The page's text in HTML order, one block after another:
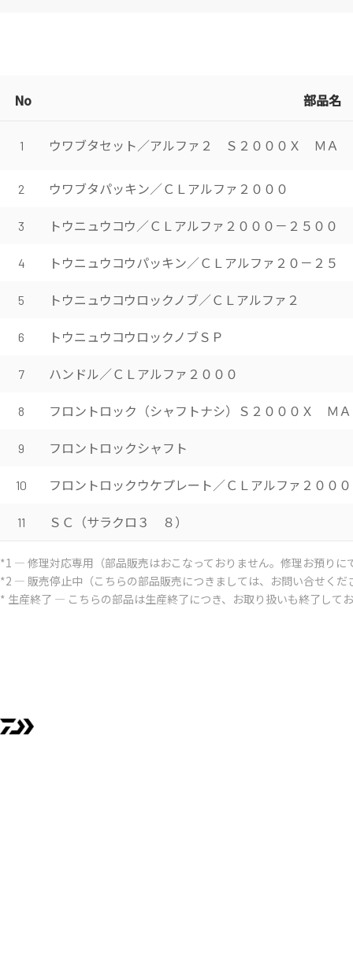
No 部品名
1 ウワブタセット／アルファ２ Ｓ２０００Ｘ ＭＡ
2 ウワブタパッキン／ＣＬアルファ２０００
3 トウニュウコウ／ＣＬアルファ２０００－２５００
4 トウニュウコウパッキン／ＣＬアルファ２０－２５
5 トウニュウコウロックノブ／ＣＬアルファ２
6 トウニュウコウロックノブＳＰ
7 ハンドル／ＣＬアルファ２０００
8 フロントロック（シャフトナシ）Ｓ２０００Ｘ ＭＡ
9 フロントロックシャフト
10 フロントロックウケプレート／ＣＬアルファ２０００
11 ＳＣ（サラクロ３ ８）
*1 ― 修理対応専用（部品販売はおこなっておりません。修理お預りに
*2 ― 販売停止中（こちらの部品販売につきましては、お問い合せくだ
* 生産終了 ― こちらの部品は生産終了につき、お取り扱いも終了して